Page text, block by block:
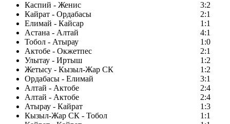
Каспий - Женис
3:2
Кайрат - Ордабасы
2:1
Елимай - Кайсар
1:1
Астана - Алтай
4:1
Тобол - Атырау
1:0
Актобе - Окжетпес
2:1
Улытау - Иртыш
1:2
Жетысу - Кызыл-Жар СК
1:2
Ордабасы - Елимай
3:1
Алтай - Актобе
2:4
Алтай - Актобе
2:4
Атырау - Кайрат
1:3
Кызыл-Жар СК - Тобол
1:1